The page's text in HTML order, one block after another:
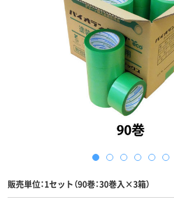
販売単位：1セット（90巻：30巻入×3箱）